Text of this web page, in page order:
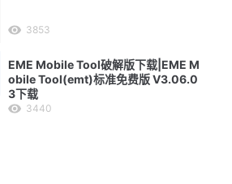
3853
EME Mobile Tool破解版下载|EME M
obile Tool(emt)标准免费版 V3.06.0
3下载
3440